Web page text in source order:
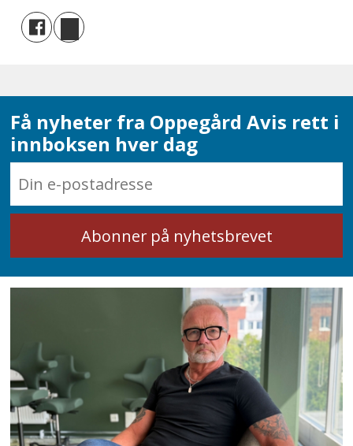
Få nyheter fra Oppegård Avis rett i
innboksen hver dag